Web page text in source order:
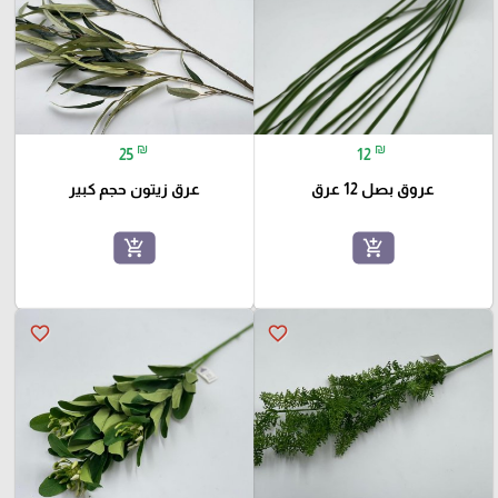
12 ₪
عروق بصل 12 عرق
add_shopping_cart
25 ₪
عرق زيتون حجم كبير
add_shopping_cart
favorite_border
favorite_border